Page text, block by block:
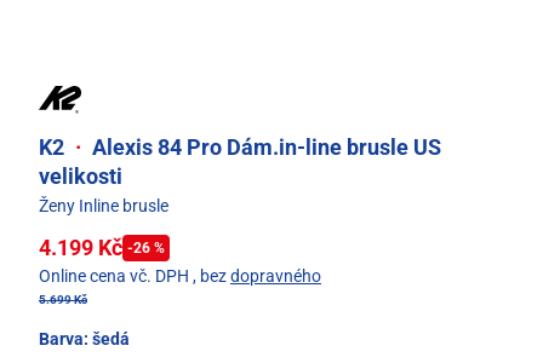
K2 · Alexis 84 Pro Dám.in-line brusle US
velikosti
Ženy Inline brusle
4.199 Kč -26 %
Online cena vč. DPH , bezdopravného
5.699 Kč
Barva: šedá